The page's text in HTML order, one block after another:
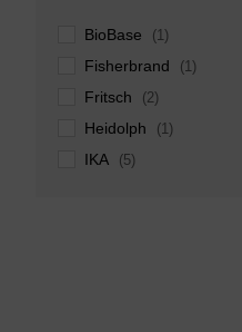
BioBase (1)
Fisherbrand (1)
Fritsch (2)
Heidolph (1)
IKA (5)